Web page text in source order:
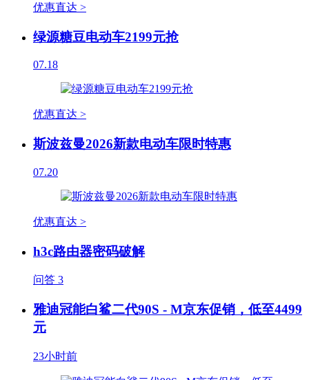
优惠直达 >
绿源糖豆电动车2199元抢
07.18
优惠直达 >
斯波兹曼2026新款电动车限时特惠
07.20
优惠直达 >
h3c路由器密码破解
问答 3
雅迪冠能白鲨二代90S - M京东促销，低至4499
元
23小时前